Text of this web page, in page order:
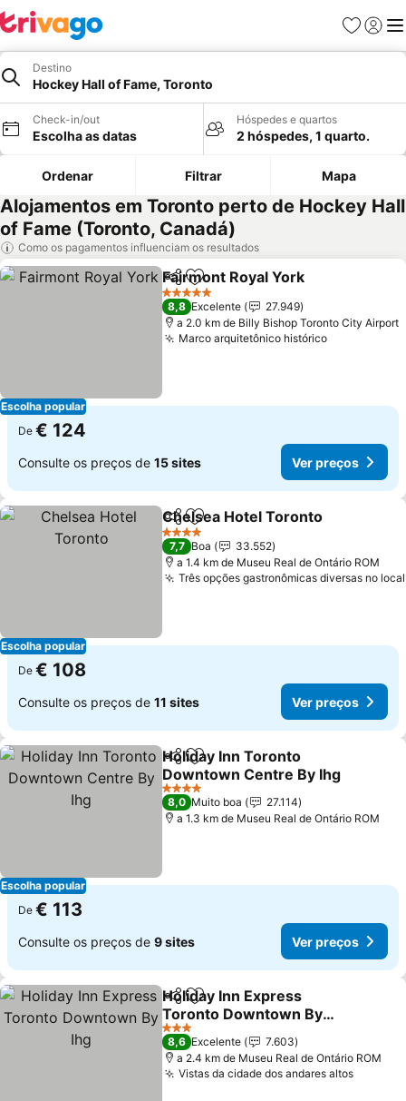
Favoritos
Iniciar
Destino
Hockey Hall of Fame, Toronto
Check-in/out
Escolha as datas
Hóspedes e quartos
2 hóspedes, 1 quarto.
Ordenar Filtrar Mapa
Alojamentos em Toronto perto de Hockey Hall
of Fame (Toronto, Canadá)
Como os pagamentos influenciam os resultados
Escolha popular
PartilharAdicionar aos favoritos
Fairmont Royal York
5 Estrelas
8,8 Excelente
27.949
a 2.0 km de Billy Bishop Toronto City Airport
Marco arquitetônico históricoVer preços
De € 124
Consulte os preços de 15 sites Ver preços
Escolha popular
PartilharAdicionar aos favoritos
Chelsea Hotel Toronto
4 Estrelas
7,7 Boa
33.552
a 1.4 km de Museu Real de Ontário ROM
Três opções gastronômicas diversas no local
De € 108
Consulte os preços de 11 sites Ver preços
Escolha popular
PartilharAdicionar aos favoritos
Holiday Inn Toronto
Downtown Centre By Ihg
Ver preços
4 Estrelas
8,0 Muito boa
27.114
a 1.3 km de Museu Real de Ontário ROM
De € 113
Consulte os preços de 9 sites Ver preços
PartilharAdicionar aos favoritos
Holiday Inn Express
Toronto Downtown By
Ihg
Ver preços
3 Estrelas
8,6 Excelente
7.603
a 2.4 km de Museu Real de Ontário ROM
Vistas da cidade dos andares altosVer